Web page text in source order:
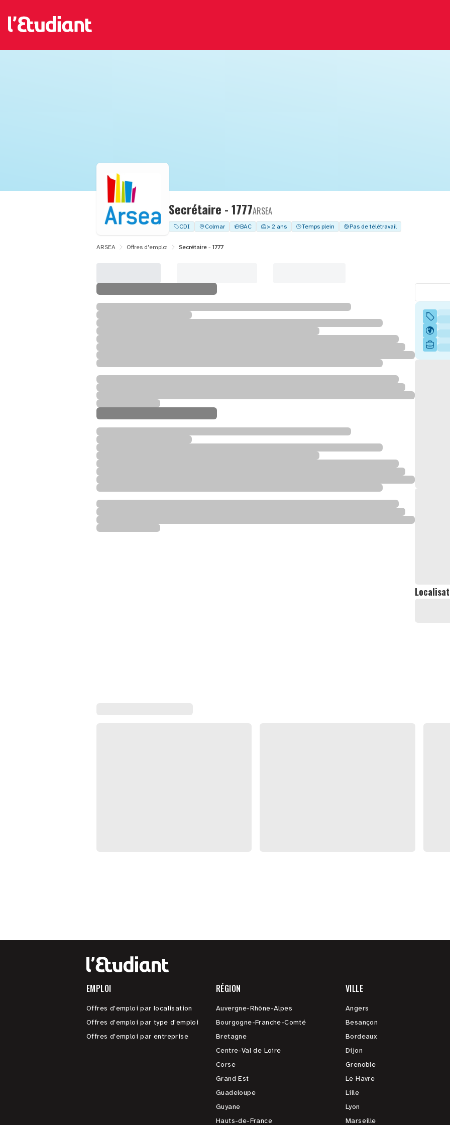
Secrétaire - 1777ARSEA
CDI Colmar BAC > 2 ans Temps plein Pas de télétravail
ARSEA Offres d'emploi Secrétaire - 1777
EMPLOI
Offres d'emploi par localisation
Offres d'emploi par type d'emploi
Offres d'emploi par entreprise
RÉGION
Auvergne-Rhône-Alpes
Bourgogne-Franche-Comté
Bretagne
Centre-Val de Loire
Corse
Grand Est
Guadeloupe
Guyane
Hauts-de-France
VILLE
Angers
Besançon
Bordeaux
Dijon
Grenoble
Le Havre
Lille
Lyon
Marseille